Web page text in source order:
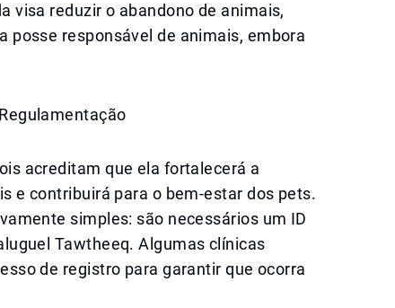
visa reduzir o abandono de animais,
posse responsável de animais, embora
acreditam que ela fortalecerá a
e contribuirá para o bem-estar dos pets.
simples: são necessários um ID
Tawtheeq. Algumas clínicas
de registro para garantir que ocorra